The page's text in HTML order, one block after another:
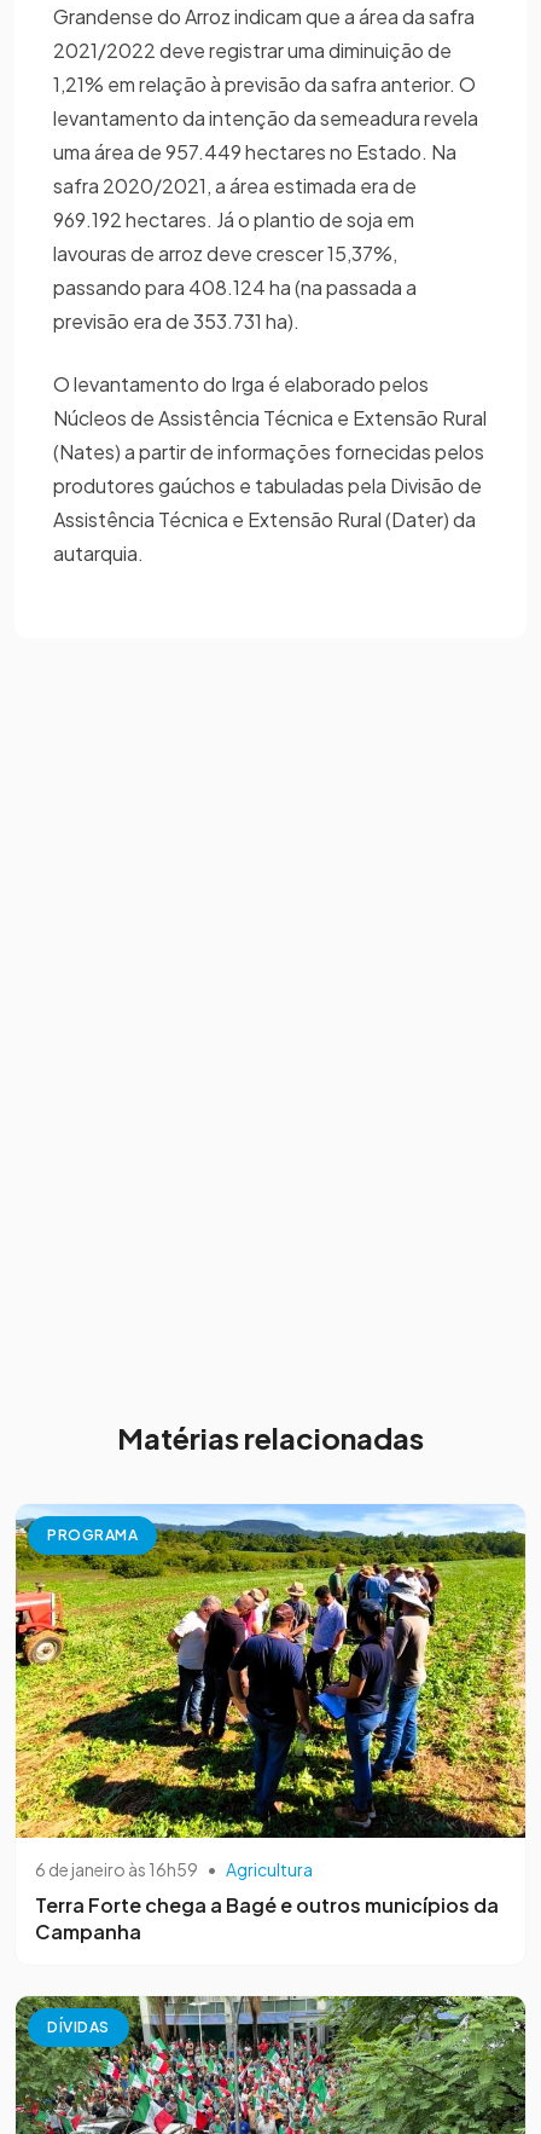
Grandense do Arroz indicam que a área da safra
2021/2022 deve registrar uma diminuição de
1,21% em relação à previsão da safra anterior. O
levantamento da intenção da semeadura revela
uma área de 957.449 hectares no Estado. Na
safra 2020/2021, a área estimada era de
969.192 hectares. Já o plantio de soja em
lavouras de arroz deve crescer 15,37%,
passando para 408.124 ha (na passada a
previsão era de 353.731 ha).
O levantamento do Irga é elaborado pelos
Núcleos de Assistência Técnica e Extensão Rural
(Nates) a partir de informações fornecidas pelos
produtores gaúchos e tabuladas pela Divisão de
Assistência Técnica e Extensão Rural (Dater) da
autarquia.
Matérias relacionadas
PROGRAMA
6 de janeiro às 16h59 • Agricultura
Terra Forte chega a Bagé e outros municípios da
Campanha
DÍVIDAS